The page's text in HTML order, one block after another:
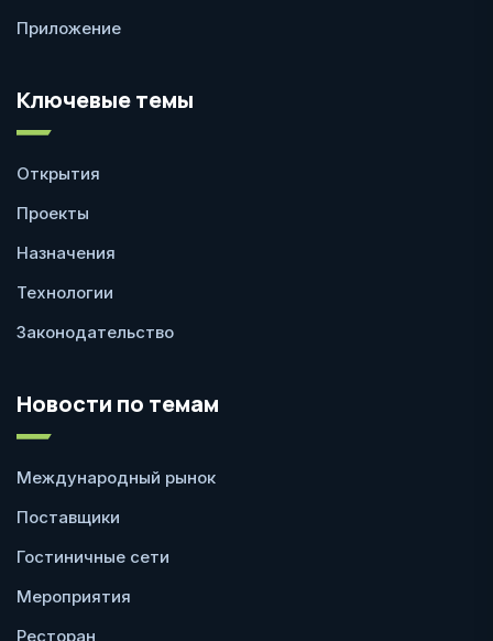
Приложение
Ключевые темы
Открытия
Проекты
Назначения
Технологии
Законодательство
Новости по темам
Международный рынок
Поставщики
Гостиничные сети
Мероприятия
Ресторан